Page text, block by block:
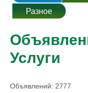
Разное
Услуги
Объявлений: 2777